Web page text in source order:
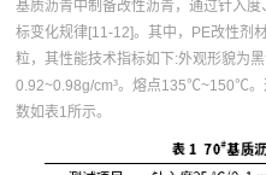
基质沥青中制备改性沥青，通过针入
标变化规律[11-12]。其中，PE改性剂
粒，其性能技术指标如下:外观形貌为
0.92~0.98g/cm³。熔点135℃~150℃。
数如表1所示。